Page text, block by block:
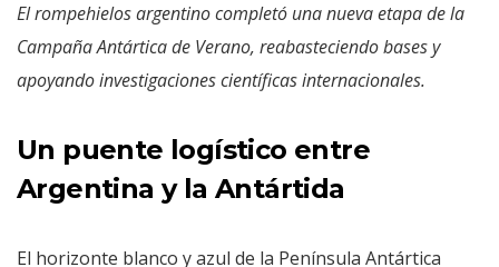
El rompehielos argentino completó una nueva etapa de la
Campaña Antártica de Verano, reabasteciendo bases y
apoyando investigaciones científicas internacionales.
Un puente logístico entre
Argentina y la Antártida
El horizonte blanco y azul de la Península Antártica